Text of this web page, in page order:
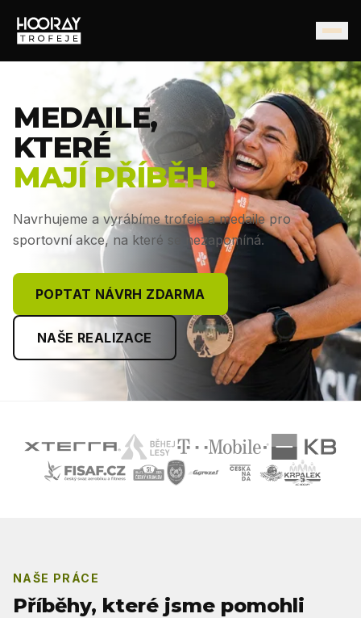
MEDAILE,
KTERÉ
MAJÍ PŘÍBĚH.
Navrhujeme a vyrábíme trofeje a medaile pro
sportovní akce, na které se nezapomíná.
POPTAT NÁVRH ZDARMA
NAŠE REALIZACE
NAŠE PRÁCE
Příběhy, které jsme pomohli